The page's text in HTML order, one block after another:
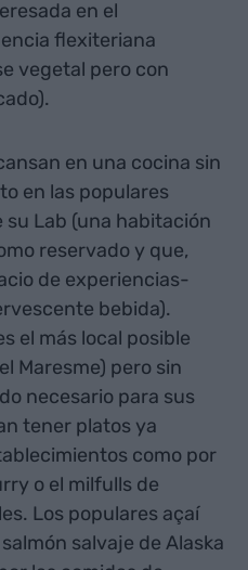
en el
flexiteriana
vegetal pero con
en una cocina sin
en las populares
Lab (una habitación
reservado y que,
de experiencias-
bebida).
el más local posible
Maresme) pero sin
necesario para sus
tener platos ya
como por
o el milfulls de
Los populares açaí
salvaje de Alaska